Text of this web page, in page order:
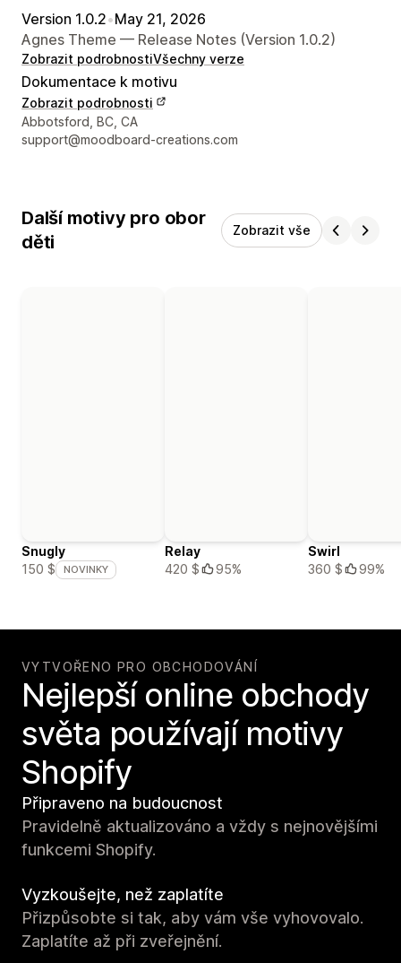
Version 1.0.2•May 21, 2026
Agnes Theme — Release Notes (Version 1.0.2)
Zobrazit podrobnostiVšechny verze
Dokumentace k motivu
Zobrazit podrobnosti
Kontaktní údaje designéra
Abbotsford, BC, CA
support@moodboard-creations.com
Další motivy pro obor
děti
Zobrazit vše
Snugly
150 $
NOVINKY
Relay
420 $
95%
Swirl
360 $
99%
VYTVOŘENO PRO OBCHODOVÁNÍ
Nejlepší online obchody
světa používají motivy
Shopify
Připraveno na budoucnost
Pravidelně aktualizováno a vždy s nejnovějšími
funkcemi Shopify.
Vyzkoušejte, než zaplatíte
Přizpůsobte si tak, aby vám vše vyhovovalo.
Zaplatíte až při zveřejnění.